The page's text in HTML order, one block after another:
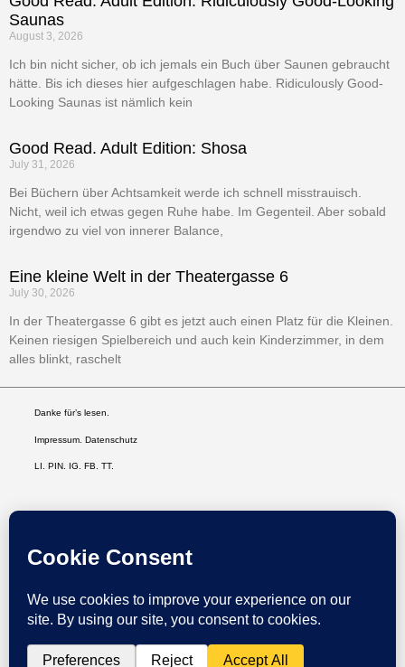
Saunas
August 3, 2026
Ich bin nicht sicher, ob ich jemals ein Buch über Saunen gebraucht
hätte. Bis ich dieses hier aufgeschlagen habe. Ridiculously Good-
Looking Saunas ist nämlich kein
Good Read. Adult Edition: Shosa
July 31, 2026
Bei Büchern über Achtsamkeit werde ich schnell misstrauisch.
Nicht, weil ich etwas gegen Ruhe habe. Im Gegenteil. Aber sobald
irgendwo zu viel von innerer Balance,
Eine kleine Welt in der Theatergasse 6
July 30, 2026
In der Theatergasse 6 gibt es jetzt auch einen Platz für die Kleinen.
Keinen riesigen Spielbereich und auch kein Kinderzimmer, in dem
alles blinkt, raschelt
Danke für’s lesen.
Impressum. Datenschutz
LI PIN. IG FB. TT.